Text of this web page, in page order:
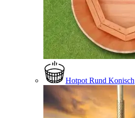
Hotpot Rund Konisch